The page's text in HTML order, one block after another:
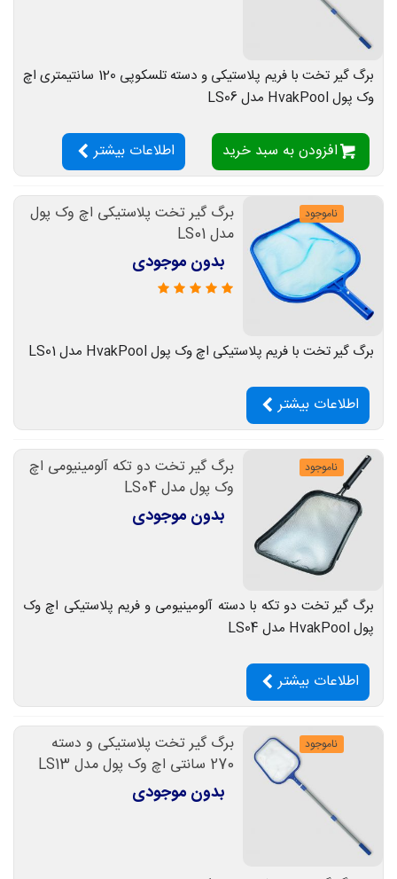
برگ گیر تخت با فریم پلاستیکی و دسته تلسکوپی 120 سانتیمتری اچ
وک پول HvakPool مدل LS06
افزودن به سبد خرید اطلاعات بیشتر
ناموجود
برگ گیر تخت پلاستیکی اچ وک پول
مدل LS01
بدون موجودی
برگ گیر تخت با فریم پلاستیکی اچ وک پول HvakPool مدل LS01
اطلاعات بیشتر
ناموجود
برگ گیر تخت دو تکه آلومینیومی اچ
وک پول مدل LS04
بدون موجودی
برگ گیر تخت دو تکه با دسته آلومینیومی و فریم پلاستیکی اچ وک
پول HvakPool مدل LS04
اطلاعات بیشتر
ناموجود
برگ گیر تخت پلاستیکی و دسته
270 سانتی اچ وک پول مدل LS13
بدون موجودی